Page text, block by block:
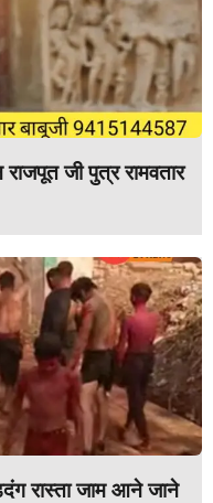
जी पुत्र रामवतार
रास्ता जाम आने जाने